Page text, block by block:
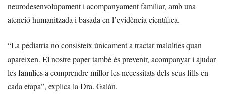
neurodesenvolupament i acompanyament familiar, amb una
atenció humanitzada i basada en l’evidència científica.
“La pediatria no consisteix únicament a tractar malalties quan
apareixen. El nostre paper també és prevenir, acompanyar i ajudar
les famílies a comprendre millor les necessitats dels seus fills en
cada etapa”, explica la Dra. Galán.